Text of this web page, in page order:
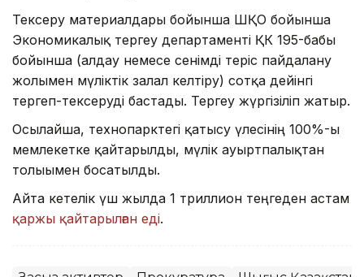
Тексеру материалдары бойынша ШҚО бойынша
Экономикалық тергеу департаменті ҚК 195-бабы
бойынша (алдау немесе сенімді теріс пайдалану
жолымен мүліктік залал келтіру) сотқа дейінгі
тергеп-тексеруді бастады. Тергеу жүргізіліп жатыр.
Осылайша, технопарктегі қатысу үлесінің 100%-ы
мемлекетке қайтарылды, мүлік ауыртпалықтан
толығымен босатылды.
Айта кетелік үш жылда 1 триллион теңгеден астам
қаржы қайтарылған еді.